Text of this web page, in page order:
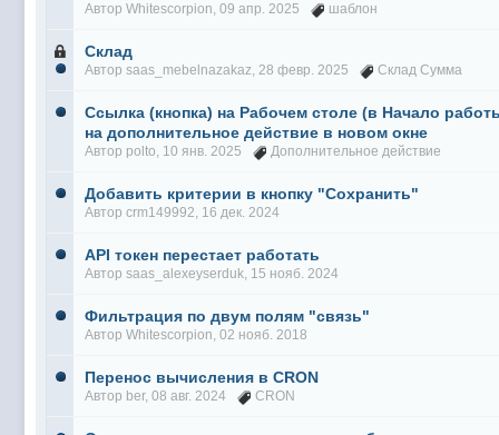
Автор Whitescorpion, 09 апр. 2025 шаблон
Склад
Автор saas_mebelnazakaz, 28 февр. 2025 Склад Сумма
Ссылка (кнопка) на Рабочем столе (в Начало
на дополнительное действие в новом окне
Автор polto, 10 янв. 2025 Дополнительное действие
Добавить критерии в кнопку "Сохранить"
Автор crm149992, 16 дек. 2024
API токен перестает работать
Автор saas_alexeyserduk, 15 нояб. 2024
Фильтрация по двум полям "связь"
Автор Whitescorpion, 02 нояб. 2018
Перенос вычисления в CRON
Автор ber, 08 авг. 2024 CRON